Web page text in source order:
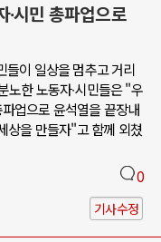
시민 총파업으로
들이 일상을 멈추고 거리
노한 노동자∙시민들은 "우
업으로 윤석열을 끝장내
상을 만들자"고 함께 외쳤
0
기사수정